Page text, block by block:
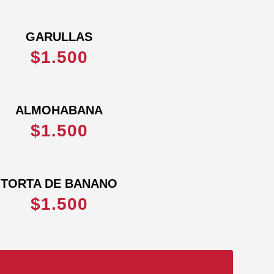
GARULLAS
$1.500
ALMOHABANA
$1.500
TORTA DE BANANO
$1.500